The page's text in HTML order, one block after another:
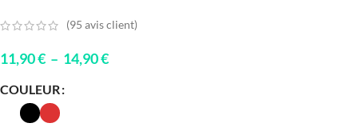
(95 avis client)
11,90€ – 14,90€
COULEUR